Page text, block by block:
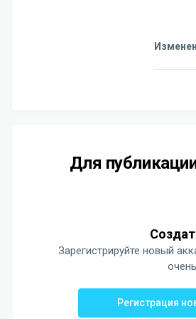
Для
Зарегистрируйте новый
Регистрация